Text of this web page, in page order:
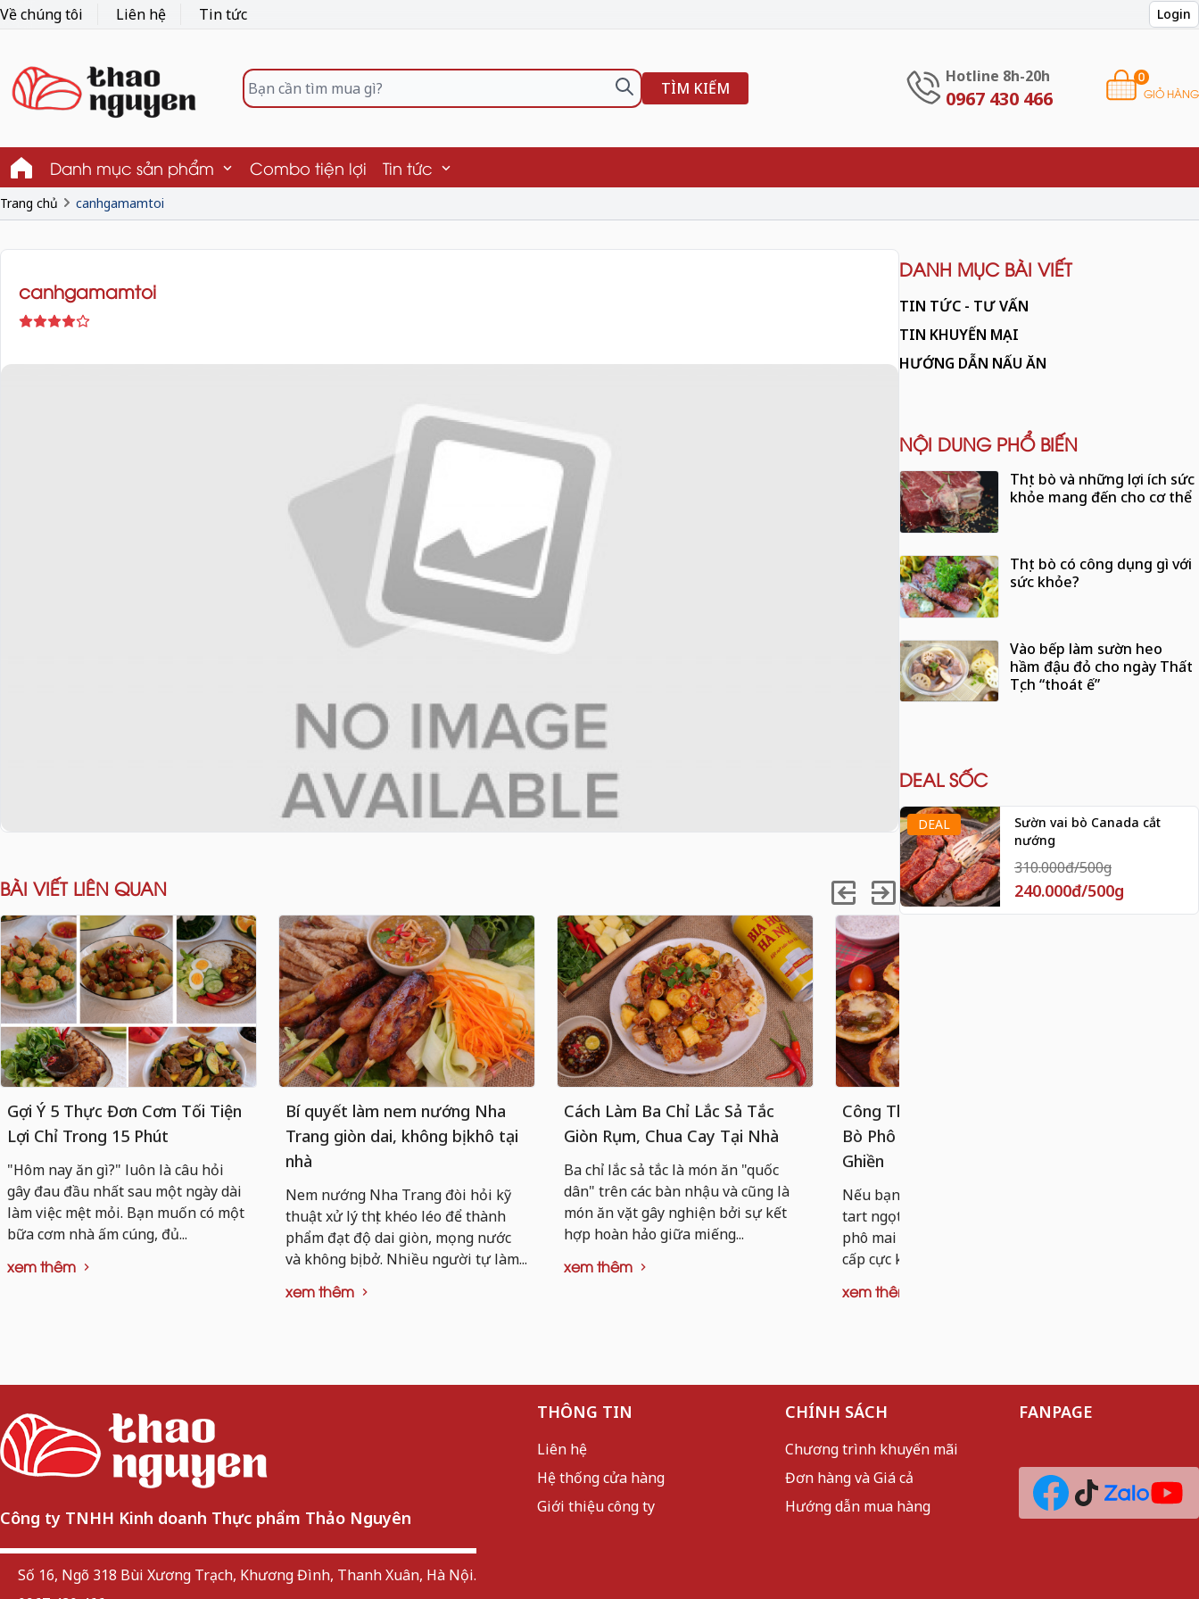
Về chúng tôi Liên hệ Tin tức Login
TÌM KIẾM
Hotline 8h-20h
0967 430 466 GIỎ HÀNG
0
Danh mục sản phẩm Combo tiện lợi Tin tức
Trang chủ canhgamamtoi
canhgamamtoi
BÀI VIẾT LIÊN QUAN
Gợi Ý 5 Thực Đơn Cơm Tối Tiện
Lợi Chỉ Trong 15 Phút
"Hôm nay ăn gì?" luôn là câu hỏi
gây đau đầu nhất sau một ngày dài
làm việc mệt mỏi. Bạn muốn có một
bữa cơm nhà ấm cúng, đủ...
xem thêm
Bí quyết làm nem nướng Nha
Trang giòn dai, không bị khô tại
nhà
Nem nướng Nha Trang đòi hỏi kỹ
thuật xử lý thịt khéo léo để thành
phẩm đạt độ dai giòn, mọng nước
và không bị bở. Nhiều người tự làm...
xem thêm
Cách Làm Ba Chỉ Lắc Sả Tắc
Giòn Rụm, Chua Cay Tại Nhà
Ba chỉ lắc sả tắc là món ăn "quốc
dân" trên các bàn nhậu và cũng là
món ăn vặt gây nghiện bởi sự kết
hợp hoàn hảo giữa miếng...
xem thêm
Công Thức Bánh Tart Khoai Tây
Bò Phô Mai Béo Ngậy, Ăn Là
Ghiền
Nếu bạn đã quá quen với các loại
tart ngọt, thì tart khoai tây nhân bò
phô mai chính là phiên bản nâng
cấp cực kỳ đáng thử. Thay vì...
xem thêm
DANH MỤC BÀI VIẾT
TIN TỨC - TƯ VẤN
TIN KHUYẾN MẠI
HƯỚNG DẪN NẤU ĂN
NỘI DUNG PHỔ BIẾN
Thịt bò và những lợi ích sức
khỏe mang đến cho cơ thể
Thịt bò có công dụng gì với
sức khỏe?
Vào bếp làm sườn heo
hầm đậu đỏ cho ngày Thất
Tịch “thoát ế”
DEAL SỐC
DEAL
Sườn vai bò Canada cắt
nướng
310.000đ/500g
240.000đ/500g
Công ty TNHH Kinh doanh Thực phẩm Thảo Nguyên
Số 16, Ngõ 318 Bùi Xương Trạch, Khương Đình, Thanh Xuân, Hà Nội.
THÔNG TIN
Liên hệ
Hệ thống cửa hàng
Giới thiệu công ty
CHÍNH SÁCH
Chương trình khuyến mãi
Đơn hàng và Giá cả
Hướng dẫn mua hàng
FANPAGE